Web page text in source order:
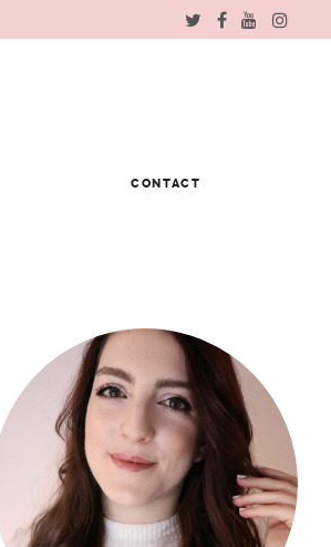
CONTACT